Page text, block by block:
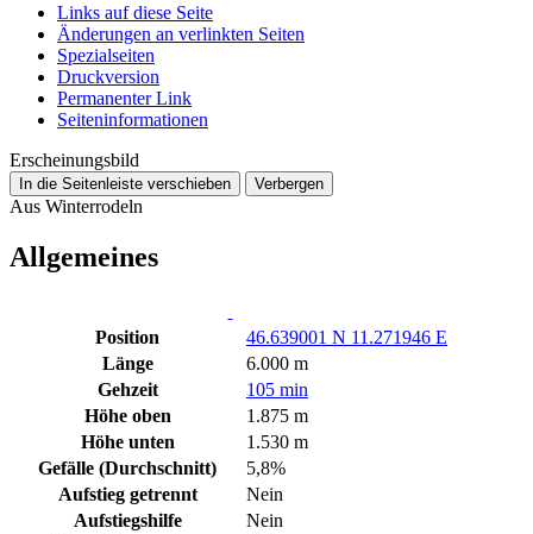
Links auf diese Seite
Änderungen an verlinkten Seiten
Spezialseiten
Druckversion
Permanenter Link
Seiten­­informationen
Erscheinungsbild
In die Seitenleiste verschieben Verbergen
Aus Winterrodeln
Allgemeines
Position
46.639001 N 11.271946 E
Länge
6.000 m
Gehzeit
105 min
Höhe oben
1.875 m
Höhe unten
1.530 m
Gefälle (Durchschnitt)
5,8%
Aufstieg getrennt
Nein
Aufstiegshilfe
Nein